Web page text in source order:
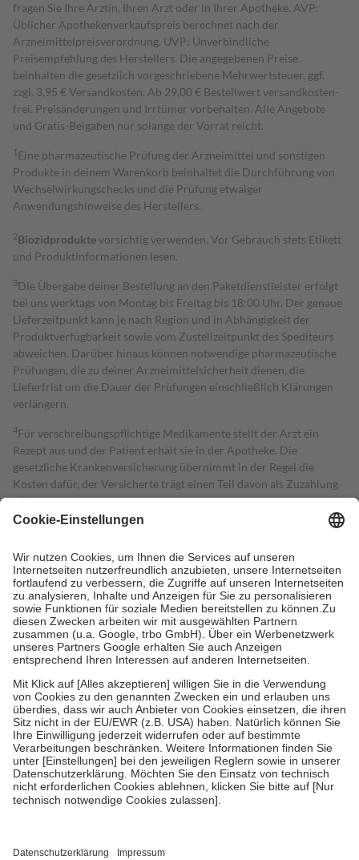
fragen Sie Ihre Ärztin, Ihren Arzt oder in Ihrer Apotheke. AVP:
Üblicher Apothekenverkaufspreis berechnet nach der
Arzneimittelpreisverordnung. UVP: Unverbindliche
Preisempfehlung des Herstellers. Die angegebenen Preise
beinhalten die gesetzlich vorgeschriebene Mehrwertsteuer, ggf.
zzgl. 3,95 € Versandkosten. Ab 29,00 € Bestell­wert versand­kosten­
frei. Preisänderungen und Irrtümer vorbehalten. Alle Angebote
und Gratis-Beigaben nur solange der Vorrat reicht.
1 Eine pharmazeutische Prüfung der Arzneimittel und sonstigen
Produkte in deinem Warenkorb beinhaltet die Durchführung von
Wechselwirkungschecks und die Prüfung etwaiger
Anwendungshinweise des Herstellers.
2Biozidproduktevorsichtig verwenden. Vor Gebrauch stets Etikett
und Produktinformationen lesen.
3Die Übergabe deiner Bestellung an den Paketdienstleister erfolgt
bei uns werktags von Montag bis Freitag bis 18:00 Uhr. Der genaue
Lieferzeitpunkt kann je nach Region und in Abhängigkeit der
Produktverfügbarkeit sowie vom Zustellzeitpunkt des Spediteurs
abweichen. Darüber hinaus können notwendige pharmazeutische
Prüfungen, die zu deiner Arzneimittelsicherheit dienen, die
Lieferfrist um die Dauer der Prüfungen einschließlich Klärungen
verlängern.
4Für verschreibungspflichtige Medikamente stellt der Arzt ein
Rezept aus und der Patient erhält sie in der Apotheke. Die
gesetzliche Krankenversicherung übernimmt in der Regel die
Kosten dafür, der Versicherte trägt einen Teil davon als Zuzahlung
mit.
Grundsätzlich leisten Mitglieder Zuzahlungen in Höhe von zehn
höchstens zehn Euro.
Es sind jedoch nie mehr als die tatsächlichen
Kosten der Leistung zu entrichten.
Diese Regeln gelten grundsätzlich auch für Online-Apotheken.
Bei Heilmitteln und häuslicher Krankenpflege beträgt die
Zuzahlung zehn Prozent der Kosten sowie zehn Euro je
Verordnung.
Um das Engagement der Versicherten für ihre eigene Gesundheit zu
stärken und die besondere Stellung der Familie zu unterstützen,
fallenkeine Zuzahlungenan bei:
• Kindern und Jugendlichen bis zum vollendeten 18. Lebensjahr
mit Ausnahme der Fahrkosten
• Untersuchungen zur Vorsorge und Früherkennung, die von der
GKV getragen werden
• empfohlenen Schutzimpfungen
• Harn- und Blutteststreifen
getroffen, um sicherzustellen, dass es sich um echte Bewertungen